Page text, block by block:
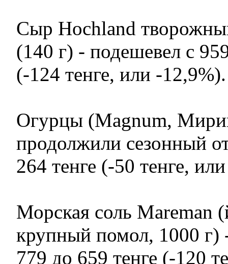
Сыр Hochland
(140 г) - подешевел с
(-124 тенге, или -12,9%).
Огурцы (Magnum,
продолжили сезонный
264 тенге (-50 тенге,
Морская соль Mareman
крупный помол, 1000 г)
779 до 659 тенге (-120